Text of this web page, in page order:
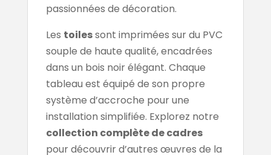
passionnées de décoration.
Les toilessont imprimées sur du PVC
souple de haute qualité, encadrées
dans un bois noir élégant. Chaque
tableau est équipé de son propre
système d’accroche pour une
installation simplifiée. Explorez notre
collection complète de cadres
pour découvrir d’autres œuvres de la